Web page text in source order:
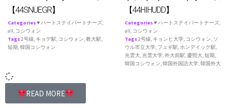
【44SNUEGR】
Categories♥ ハートステイパートナーズ,
all, コシウォン
Tags2号線, キョデ駅, コシウォン,教大駅,
短期,韓国コシウォン
【44HIHUDD】
Categories♥ ハートステイパートナーズ,
all, コシウォン
Tags2号線, キョンヒ大学, コシウォン, ソ
ウル市立大学, フェギ駅,ホンデイック駅,
光雲大,光雲大学,外大前駅, 慶熙大,短期,
韓国コシウォン,韓国外国語大学,韓国外大
READ MORE